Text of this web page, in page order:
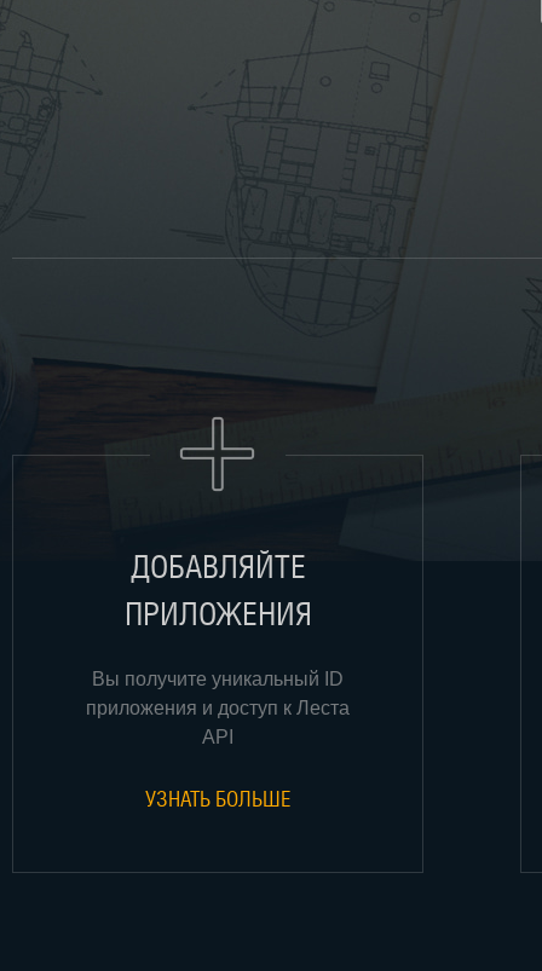
ДОБАВЛЯЙТЕ
ПРИЛОЖЕНИЯ
Вы получите уникальный ID
приложения и доступ к Леста
API
УЗНАТЬ БОЛЬШЕ